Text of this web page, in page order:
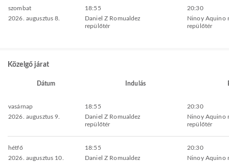
szombat
2026. augusztus 8.
18:55
Daniel Z Romualdez
repülőtér
20:30
Ninoy Aquino
repülőtér
Közelgő járat
Dátum Indulás
vasárnap
2026. augusztus 9.
18:55
Daniel Z Romualdez
repülőtér
20:30
Ninoy Aquino
repülőtér
hétfő
2026. augusztus 10.
18:55
Daniel Z Romualdez
20:30
Ninoy Aquino